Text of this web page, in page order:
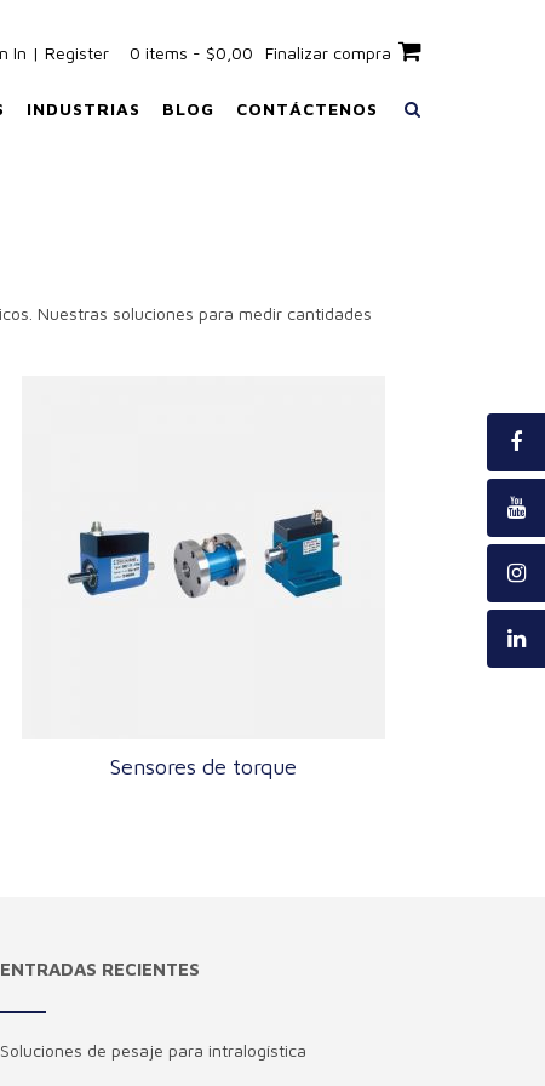
In | Register 0 items - $0,00 Finalizar compra
INDUSTRIAS BLOG CONTÁCTENOS
Nuestras soluciones para medir cantidades
Sensores de torque
ENTRADAS RECIENTES
Soluciones de pesaje para intralogística